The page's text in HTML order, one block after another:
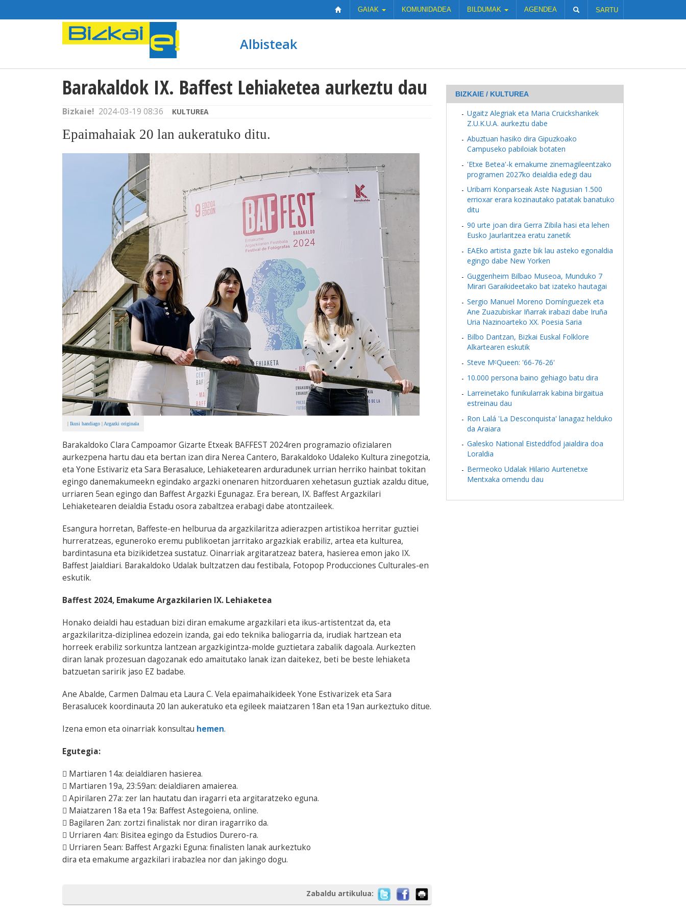
GAIAK KOMUNIDADEA BILDUMAK AGENDEA SARTU
Albisteak
Barakaldok IX. Baffest Lehiaketea aurkeztu dau
Bizkaie! 2024-03-19 08:36 KULTUREA
Epaimahaiak 20 lan aukeratuko ditu.
| Ikusi handiago | Argazki originala
Barakaldoko Clara Campoamor Gizarte Etxeak BAFFEST 2024ren programazio ofizialaren
aurkezpena hartu dau eta bertan izan dira Nerea Cantero, Barakaldoko Udaleko Kultura zinegotzia,
eta Yone Estivariz eta Sara Berasaluce, Lehiaketearen arduradunek urrian herriko hainbat tokitan
egingo danemakumeekn egindako argazki onenaren hitzorduaren xehetasun guztiak azaldu ditue,
urriaren 5ean egingo dan Baffest Argazki Egunagaz. Era berean, IX. Baffest Argazkilari
Lehiaketearen deialdia Estadu osora zabaltzea erabagi dabe atontzaileek.
Esangura horretan, Baffeste-en helburua da argazkilaritza adierazpen artistikoa herritar guztiei
hurreratzeas, eguneroko eremu publikoetan jarritako argazkiak erabiliz, artea eta kulturea,
bardintasuna eta bizikidetzea sustatuz. Oinarriak argitaratzeaz batera, hasierea emon jako IX.
Baffest Jaialdiari. Barakaldoko Udalak bultzatzen dau festibala, Fotopop Producciones Culturales-en
eskutik.
Baffest 2024, Emakume Argazkilarien IX. Lehiaketea
Honako deialdi hau estaduan bizi diran emakume argazkilari eta ikus-artistentzat da, eta
argazkilaritza-diziplinea edozein izanda, gai edo teknika baliogarria da, irudiak hartzean eta
horreek erabiliz sorkuntza lantzean argazkigintza-molde guztietara zabalik dagoala. Aurkezten
diran lanak prozesuan dagozanak edo amaitutako lanak izan daitekez, beti be beste lehiaketa
batzuetan saririk jaso EZ badabe.
Ane Abalde, Carmen Dalmau eta Laura C. Vela epaimahaikideek Yone Estivarizek eta Sara
Berasalucek koordinauta 20 lan aukeratuko eta egileek maiatzaren 18an eta 19an aurkeztuko ditue.
Izena emon eta oinarriak konsultau hemen.
Egutegia:
 Martiaren 14a: deialdiaren hasierea.
 Martiaren 19a, 23:59an: deialdiaren amaierea.
 Apirilaren 27a: zer lan hautatu dan iragarri eta argitaratzeko eguna.
 Maiatzaren 18a eta 19a: Baffest Astegoiena, online.
 Bagilaren 2an: zortzi finalistak nor diran iragarriko da.
 Urriaren 4an: Bisitea egingo da Estudios Durero-ra.
 Urriaren 5ean: Baffest Argazki Eguna: finalisten lanak aurkeztuko
dira eta emakume argazkilari irabazlea nor dan jakingo dogu.
Zabaldu artikulua:
BIZKAIE / KULTUREA
Ugaitz Alegriak eta Maria Cruickshankek
Z.U.K.U.A. aurkeztu dabe
Abuztuan hasiko dira Gipuzkoako
Campuseko pabiloiak botaten
'Etxe Betea'-k emakume zinemagileentzako
programen 2027ko deialdia edegi dau
Uribarri Konparseak Aste Nagusian 1.500
errioxar erara kozinautako patatak banatuko
ditu
90 urte joan dira Gerra Zibila hasi eta lehen
Eusko Jaurlaritzea eratu zanetik
EAEko artista gazte bik lau asteko egonaldia
egingo dabe New Yorken
Guggenheim Bilbao Museoa, Munduko 7
Mirari Garaikideetako bat izateko hautagai
Sergio Manuel Moreno Domínguezek eta
Ane Zuazubiskar Iñarrak irabazi dabe Iruña
Uria Nazinoarteko XX. Poesia Saria
Bilbo Dantzan, Bizkai Euskal Folklore
Alkartearen eskutik
Steve MᶜQueen: '66-76-26'
10.000 persona baino gehiago batu dira
Larreinetako funikularrak kabina birgaitua
estreinau dau
Ron Lalá 'La Desconquista' lanagaz helduko
da Araiara
Galesko National Eisteddfod jaialdira doa
Loraldia
Bermeoko Udalak Hilario Aurtenetxe
Mentxaka omendu dau